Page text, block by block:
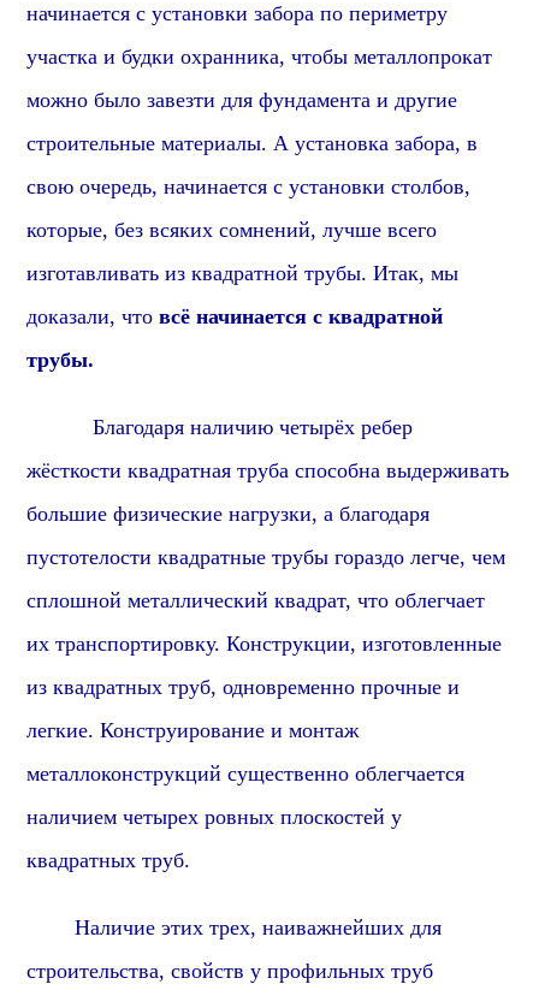
начинается с установки забора по периметру
участка и будки охранника, чтобы металлопрокат
можно было завезти для фундамента и другие
строительные материалы. А установка забора, в
свою очередь, начинается с установки столбов,
которые,без всяких сомнений, лучше всего
изготавливать из квадратной трубы. Итак, мы
доказали, чтовсё начинается с квадратной
трубы.
Благодаря наличию четырёх ребер
жёсткости квадратная труба способна выдерживать
большие физические нагрузки, а благодаря
пустотелости квадратные трубы гораздо легче, чем
сплошной металлический квадрат, что облегчает
их транспортировку. Конструкции, изготовленные
из квадратных труб, одновременно прочные и
легкие. Конструирование и монтаж
металлоконструкций существенно облегчается
наличием четырех ровных плоскостей у
квадратных труб.
Наличие этих трех, наиважнейших для
строительства, свойств у профильных труб